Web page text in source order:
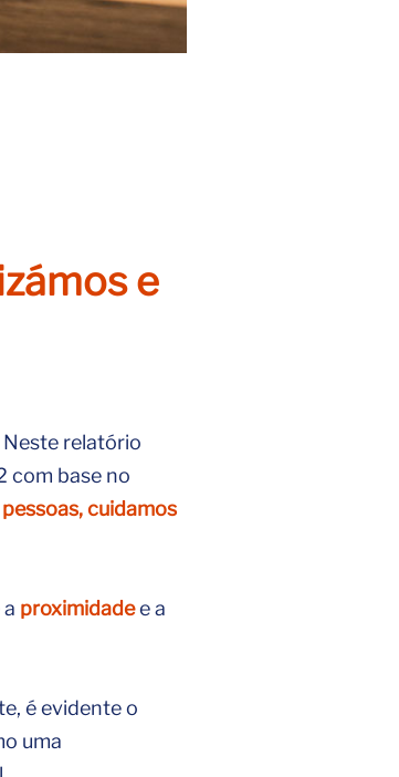
e
relatório
com base no
pessoas, cuidamos
proximidadee a
é evidente o
uma